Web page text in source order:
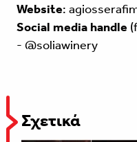
Website:
Social media handle
- @soliawinery
Σχετικά